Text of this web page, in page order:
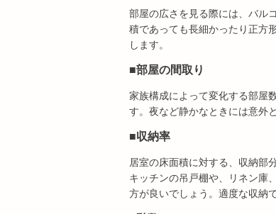
部屋の広さを見る際には、バル
積であっても長細かったり正方
します。
■部屋の間取り
家族構成によって変化する部屋
す。夜など静かなときには意外
■収納率
居室の床面積に対する、収納部
キッチンの吊戸棚や、リネン庫
方が良いでしょう。適度な収納